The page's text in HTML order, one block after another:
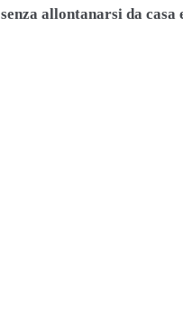
senza allontanarsi da